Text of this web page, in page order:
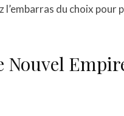
du choix pour
Nouvel